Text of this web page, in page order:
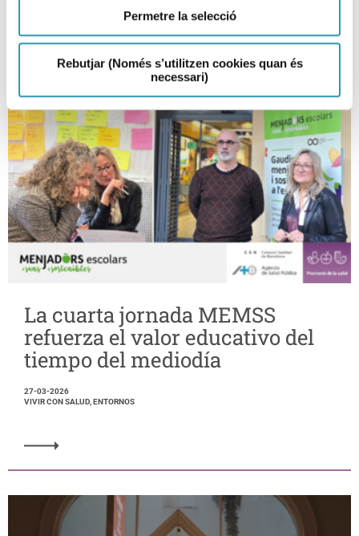
Permetre la selecció
Rebutjar (Només s’utilitzen cookies quan és
necessari)
La cuarta jornada MEMSS
refuerza el valor educativo del
tiempo del mediodía
27-03-2026
VIVIR CON SALUD, ENTORNOS